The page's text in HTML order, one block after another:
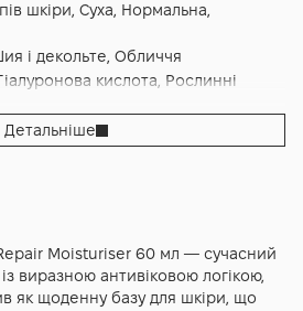
шкіри, Суха, Нормальна,
і декольте, Обличчя
кислота, Рослинні
,Зволоження
Cruelty-free, Без парабенів, Без
Анти-ейдж зволожуючий крем
Білого Чаю 60 мл - GA Age-Repair
White Tea Extract
Детальніше
Moisturiser 60 мл — сучасний
виразною антивіковою логікою,
як щоденну базу для шкіри, що